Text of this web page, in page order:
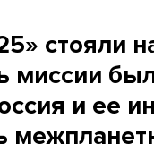
стояли
миссии
и ее